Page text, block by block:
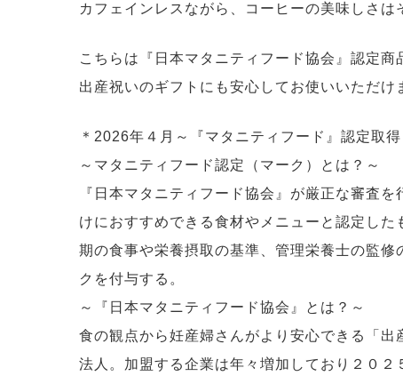
カフェインレスながら、コーヒーの美味しさは
こちらは『日本マタニティフード協会』認定商
出産祝いのギフトにも安心してお使いいただけ
＊2026年４月～『マタニティフード』認定取得
～マタニティフード認定（マーク）とは？～
『日本マタニティフード協会』が厳正な審査
けにおすすめできる食材やメニューと認定し
期の食事や栄養摂取の基準、管理栄養士の監
クを付与する。
～『日本マタニティフード協会』とは？～
食の観点から妊産婦さんがより安心できる「
法人。加盟する企業は年々増加しており２０